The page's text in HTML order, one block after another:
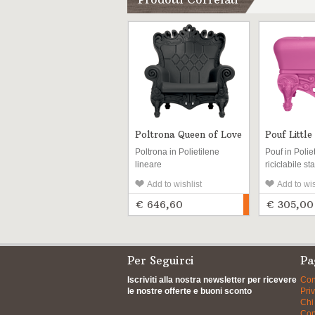
Poltrona Queen of Love
Poltrona in Polietilene
lineare
per l’esterno e l\'interno
Add to wishlist
€ 646,60
Pouf Little
Love
Pouf in
riciclabile
Add to
€ 305,00
Per Seguirci
Iscriviti alla nostra newsletter per ricevere
le nostre offerte e buoni sconto
Chi